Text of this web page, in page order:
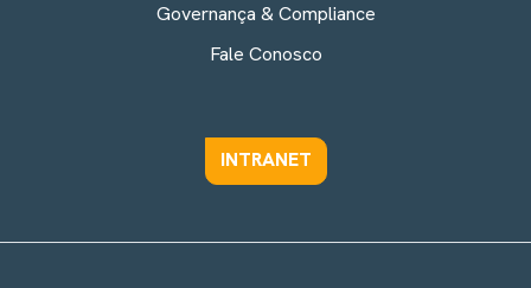
Governança & Compliance
Fale Conosco
INTRANET